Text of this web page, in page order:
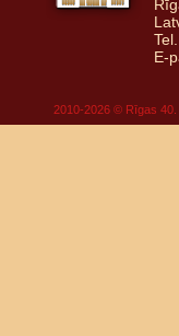
E-
2010-2026 © Rīgas